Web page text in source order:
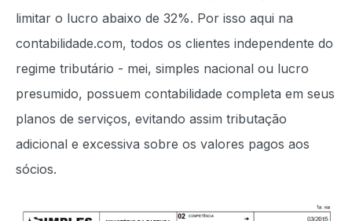
limitar o lucro abaixo de 32%. Por isso aqui na
contabilidade.com, todos os clientes independente do
regime tributário - mei, simples nacional ou lucro
presumido, possuem contabilidade completa em seus
planos de serviços, evitando assim tributação
adicional e excessiva sobre os valores pagos aos
sócios.